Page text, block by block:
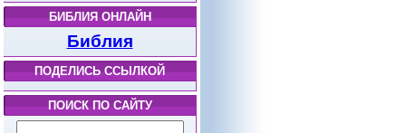
БИБЛИЯ ОНЛАЙН
Библия
ПОДЕЛИСЬ ССЫЛКОЙ
ПОИСК ПО САЙТУ